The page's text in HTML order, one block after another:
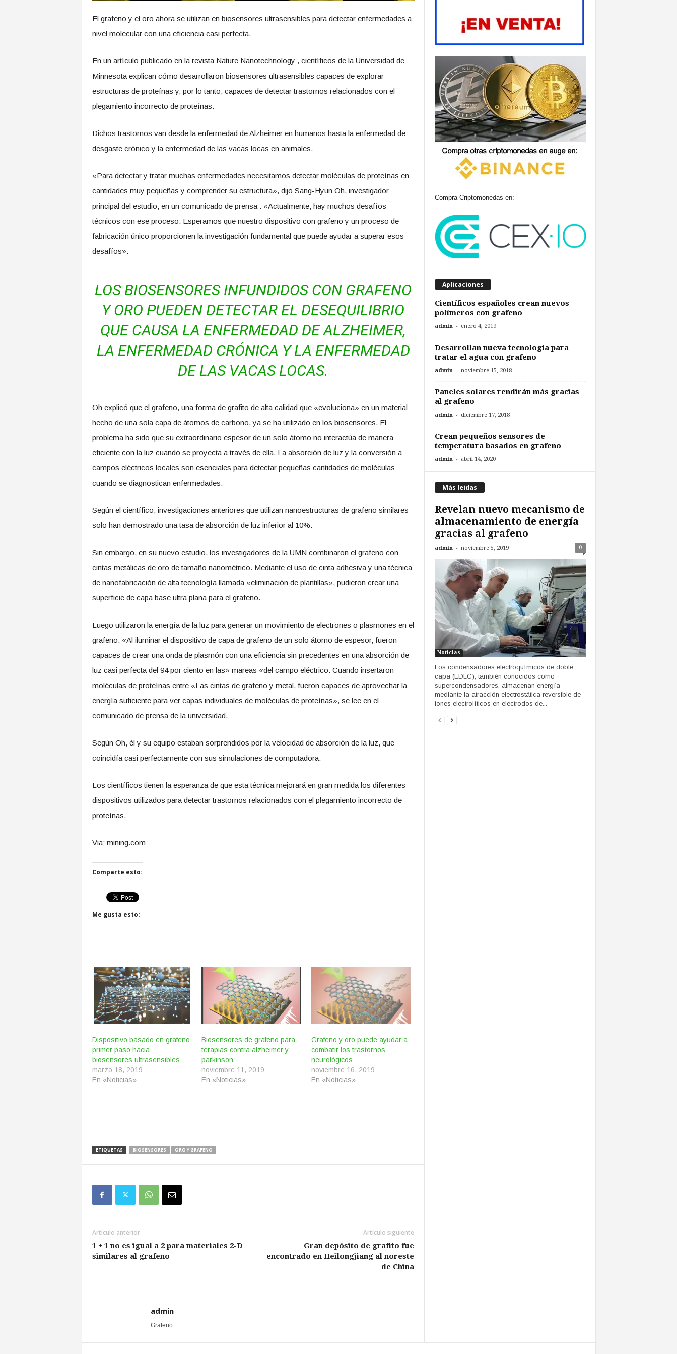
El grafeno y el oro ahora se utilizan en biosensores ultrasensibles para detectar enfermedades a
nivel molecular con una eficiencia casi perfecta.
En un artículo publicado en la revista Nature Nanotechnology , científicos de la Universidad de
Minnesota explican cómo desarrollaron biosensores ultrasensibles capaces de explorar
estructuras de proteínas y, por lo tanto, capaces de detectar trastornos relacionados con el
plegamiento incorrecto de proteínas.
Dichos trastornos van desde la enfermedad de Alzheimer en humanos hasta la enfermedad de
desgaste crónico y la enfermedad de las vacas locas en animales.
«Para detectar y tratar muchas enfermedades necesitamos detectar moléculas de proteínas en
cantidades muy pequeñas y comprender su estructura», dijo Sang-Hyun Oh, investigador
principal del estudio, en un comunicado de prensa . «Actualmente, hay muchos desafíos
técnicos con ese proceso. Esperamos que nuestro dispositivo con grafeno y un proceso de
fabricación único proporcionen la investigación fundamental que puede ayudar a superar esos
desafíos».
LOS BIOSENSORES INFUNDIDOS CON GRAFENO
Y ORO PUEDEN DETECTAR EL DESEQUILIBRIO
QUE CAUSA LA ENFERMEDAD DE ALZHEIMER,
LA ENFERMEDAD CRÓNICA Y LA ENFERMEDAD
DE LAS VACAS LOCAS.
Oh explicó que el grafeno, una forma de grafito de alta calidad que «evoluciona» en un material
hecho de una sola capa de átomos de carbono, ya se ha utilizado en los biosensores. El
problema ha sido que su extraordinario espesor de un solo átomo no interactúa de manera
eficiente con la luz cuando se proyecta a través de ella. La absorción de luz y la conversión a
campos eléctricos locales son esenciales para detectar pequeñas cantidades de moléculas
cuando se diagnostican enfermedades.
Según el científico, investigaciones anteriores que utilizan nanoestructuras de grafeno similares
solo han demostrado una tasa de absorción de luz inferior al 10%.
Sin embargo, en su nuevo estudio, los investigadores de la UMN combinaron el grafeno con
cintas metálicas de oro de tamaño nanométrico. Mediante el uso de cinta adhesiva y una técnica
de nanofabricación de alta tecnología llamada «eliminación de plantillas», pudieron crear una
superficie de capa base ultra plana para el grafeno.
Luego utilizaron la energía de la luz para generar un movimiento de electrones o plasmones en el
grafeno. «Al iluminar el dispositivo de capa de grafeno de un solo átomo de espesor, fueron
capaces de crear una onda de plasmón con una eficiencia sin precedentes en una absorción de
luz casi perfecta del 94 por ciento en las» mareas «del campo eléctrico. Cuando insertaron
moléculas de proteínas entre «Las cintas de grafeno y metal, fueron capaces de aprovechar la
energía suficiente para ver capas individuales de moléculas de proteínas», se lee en el
comunicado de prensa de la universidad.
Según Oh, él y su equipo estaban sorprendidos por la velocidad de absorción de la luz, que
coincidía casi perfectamente con sus simulaciones de computadora.
Los científicos tienen la esperanza de que esta técnica mejorará en gran medida los diferentes
dispositivos utilizados para detectar trastornos relacionados con el plegamiento incorrecto de
proteínas.
Via: mining.com
Comparte esto:
Me gusta esto:
Dispositivo basado en grafeno
primer paso hacia
biosensores ultrasensibles
marzo 18, 2019
En «Noticias»
Biosensores de grafeno para
terapias contra alzheimer y
parkinson
noviembre 11, 2019
En «Noticias»
Grafeno y oro puede ayudar a
combatir los trastornos
neurológicos
noviembre 16, 2019
En «Noticias»
ETIQUETAS BIOSENSORES ORO Y GRAFENO
Artículo anterior
1 + 1 no es igual a 2 para materiales 2-D
similares al grafeno
Artículo siguiente
Gran depósito de grafito fue
encontrado en Heilongjiang al noreste
de China
admin
Grafeno
Compra Criptomonedas en:
Aplicaciones
Científicos españoles crean nuevos
polímeros con grafeno
admin - enero 4, 2019
Desarrollan nueva tecnología para
tratar el agua con grafeno
admin - noviembre 15, 2018
Paneles solares rendirán más gracias
al grafeno
admin - diciembre 17, 2018
Crean pequeños sensores de
temperatura basados en grafeno
admin - abril 14, 2020
Más leídas
Revelan nuevo mecanismo de
almacenamiento de energía
gracias al grafeno
admin - noviembre 5, 2019 0
Noticias
Los condensadores electroquímicos de doble
capa (EDLC), también conocidos como
supercondensadores, almacenan energía
mediante la atracción electrostática reversible de
iones electrolíticos en electrodos de...